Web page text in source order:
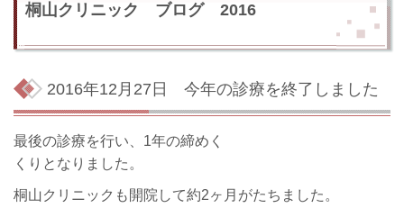
桐山クリニック ブログ 2016
2016年12月27日 今年の診療を終了しました
最後の診療を行い、1年の締めく
くりとなりました。
桐山クリニックも開院して約2ヶ月がたちました。